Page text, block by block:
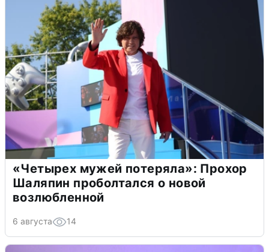
«Четырех мужей потеряла»: Прохор
Шаляпин проболтался о новой
возлюбленной
6 августа 14